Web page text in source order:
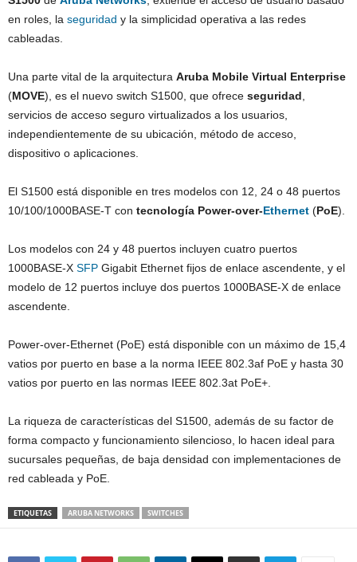
en roles, la seguridad y la simplicidad operativa a las redes
cableadas.
Una parte vital de la arquitectura Aruba Mobile Virtual Enterprise
(MOVE), es el nuevo switch S1500, que ofrece seguridad
servicios de acceso seguro virtualizados a los usuarios,
independientemente de su ubicación, método de acceso,
dispositivo o aplicaciones.
El S1500 está disponible en tres modelos con 12, 24 o 48 puertos
10/100/1000BASE-T con tecnología Power-over-Ethernet (PoE).
Los modelos con 24 y 48 puertos incluyen cuatro puertos
1000BASE-X SFP Gigabit Ethernet fijos de enlace ascendente, y el
modelo de 12 puertos incluye dos puertos 1000BASE-X de enlace
ascendente.
Power-over-Ethernet (PoE) está disponible con un máximo de 15,4
vatios por puerto en base a la norma IEEE 802.3af PoE y hasta 30
vatios por puerto en las normas IEEE 802.3at PoE+.
La riqueza de características del S1500, además de su factor de
forma compacto y funcionamiento silencioso, lo hacen ideal para
sucursales pequeñas, de baja densidad con implementaciones de
red cableada y PoE.
ETIQUETAS ARUBA NETWORKS SWITCHES